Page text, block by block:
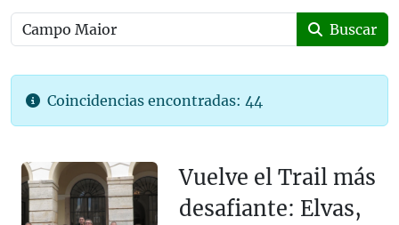
Buscar
Coincidencias encontradas: 44
Vuelve el Trail más
desafiante: Elvas,